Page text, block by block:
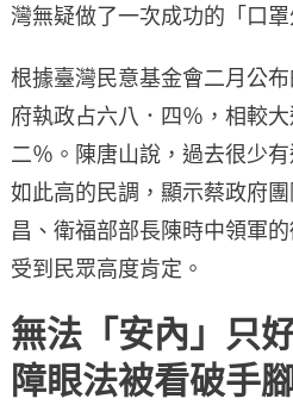
灣無疑做了一次成功的「口罩
根據臺灣民意基金會二月公
府執政占六八．四％，相較
二％。陳唐山說，過去很少
如此高的民調，顯示蔡政府
昌、衛福部部長陳時中領軍
受到民眾高度肯定。
無法「安內」只
障眼法被看破手